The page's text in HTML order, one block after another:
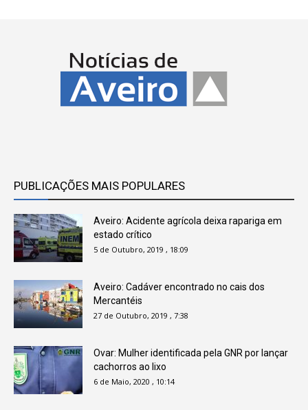
PUBLICAÇÕES MAIS POPULARES
Aveiro: Acidente agrícola deixa rapariga em
estado crítico
5 de Outubro, 2019 , 18:09
Aveiro: Cadáver encontrado no cais dos
Mercantéis
27 de Outubro, 2019 , 7:38
Ovar: Mulher identificada pela GNR por lançar
cachorros ao lixo
6 de Maio, 2020 , 10:14